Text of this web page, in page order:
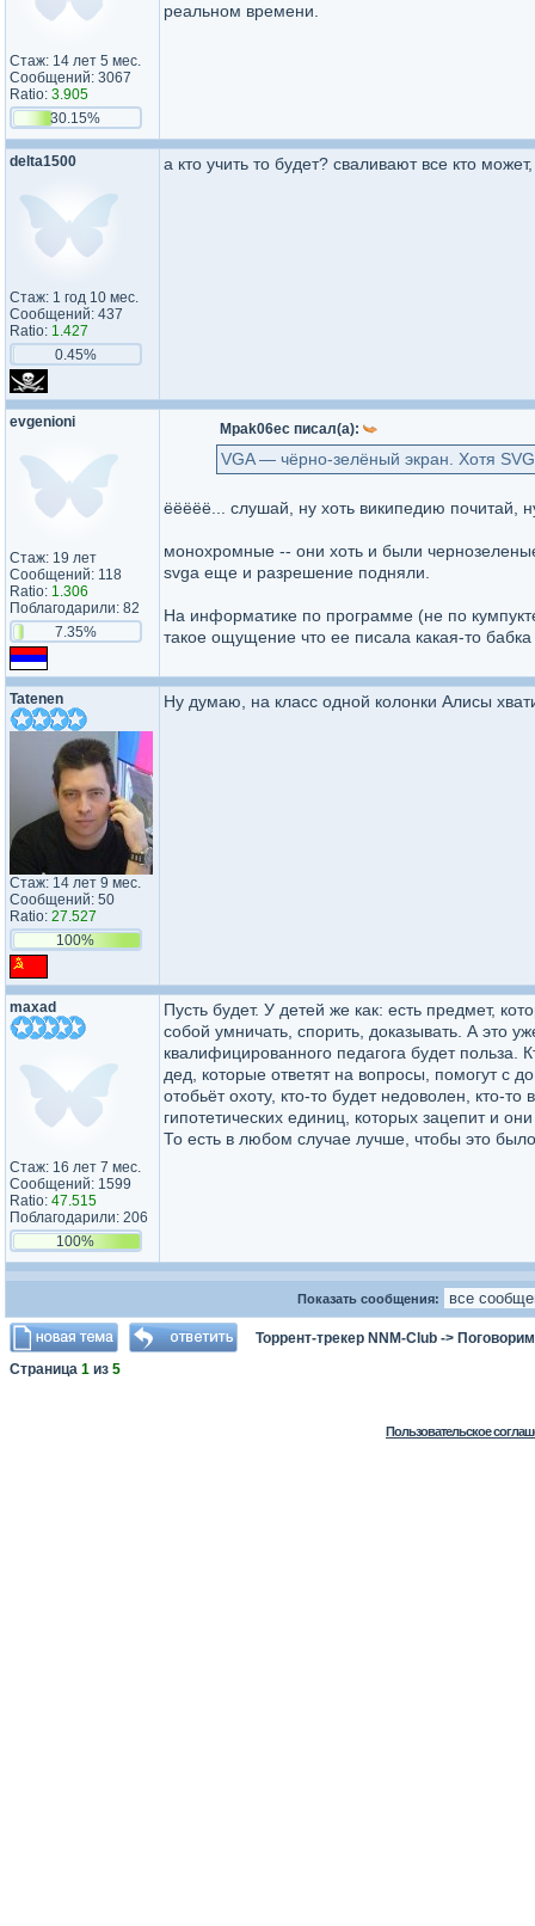
Стаж: 14 лет 5 мес.
Сообщений: 3067
Ratio: 3.905
30.15%
реальном времени.
delta1500
Стаж: 1 год 10 мес.
Сообщений: 437
Ratio: 1.427
0.45%
а кто учить то будет? сваливают все кто
evgenioni
Стаж: 19 лет
Сообщений: 118
Ratio: 1.306
Поблагодарили: 82
7.35%
Mpak06ec писал(а):
VGA — чёрно-зелёный экран. Хотя
ёёёёё... слушай, ну хоть википедию почитай,
монохромные -- они хоть и были
svga еще и разрешение подняли.
На информатике по программе (не по
такое ощущение что ее писала какая-то бабка
Tatenen
Стаж: 14 лет 9 мес.
Сообщений: 50
Ratio: 27.527
100%
Ну думаю, на класс одной колонки Алисы
maxad
Стаж: 16 лет 7 мес.
Сообщений: 1599
Ratio: 47.515
Поблагодарили: 206
100%
Пусть будет. У детей же как: есть предмет,
собой умничать, спорить, доказывать. А это
квалифицированного педагога будет польза.
дед, которые ответят на вопросы, помогут с
отобьёт охоту, кто-то будет недоволен, кто-
гипотетических единиц, которых зацепит и
То есть в любом случае лучше, чтобы это
Показать сообщения:
Торрент-трекер NNM-Club -> Поговорим
Страница 1 из 5
Пользовательское